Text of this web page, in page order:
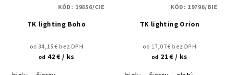
TK lighting Boho
od 34,15 € bez DPH
od 42 €/ ks
KÓD: 19856/CIE
TK lighting Orion
od 17,07 € bez DPH
od 21 €/ ks
KÓD: 19796/BIE